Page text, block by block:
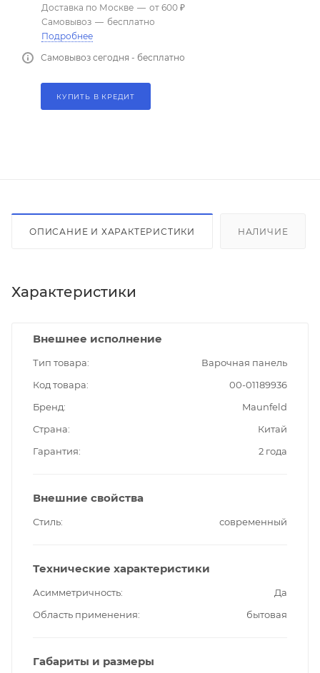
Доставка по Москве — от 600 ₽
Самовывоз — бесплатно
Подробнее
Самовывоз сегодня - бесплатно
КУПИТЬ В КРЕДИТ
ОПИСАНИЕ И ХАРАКТЕРИСТИКИ НАЛИЧИЕ
Характеристики
Внешнее исполнение
Тип товара
Варочная панель
Код товара
00-01189936
Бренд
Maunfeld
Страна
Китай
Гарантия
2 года
Внешние свойства
Стиль современный
Технические характеристики
Асимметричность
Да
Область применения
бытовая
Габариты и размеры